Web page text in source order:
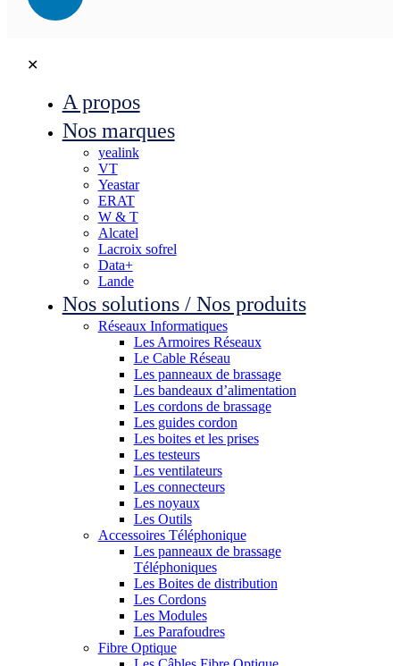
✕
A propos
Nos marques
yealink
VT
Yeastar
ERAT
W & T
Alcatel
Lacroix sofrel
Data+
Lande
Nos solutions / Nos produits
Réseaux Informatiques
Les Armoires Réseaux
Le Cable Réseau
Les panneaux de brassage
Les bandeaux d’alimentation
Les cordons de brassage
Les guides cordon
Les boites et les prises
Les testeurs
Les ventilateurs
Les connecteurs
Les noyaux
Les Outils
Accessoires Téléphonique
Les panneaux de brassage
Téléphoniques
Les Boites de distribution
Les Cordons
Les Modules
Les Parafoudres
Fibre Optique